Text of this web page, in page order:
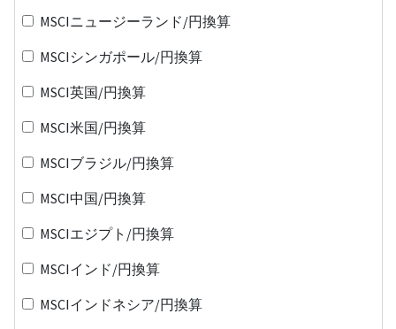
MSCIニュージーランド/円換算
MSCIシンガポール/円換算
MSCI英国/円換算
MSCI米国/円換算
MSCIブラジル/円換算
MSCI中国/円換算
MSCIエジプト/円換算
MSCIインド/円換算
MSCIインドネシア/円換算